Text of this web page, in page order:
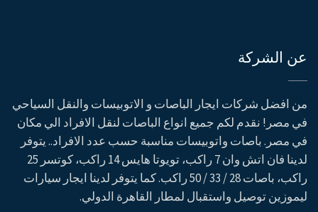
عن الشركة
من افضل شركات ايجار الباصات و الاتوبيسات والنقل السياحي
في مصر! نقدم لكم جميع انواع الباصات لنقل الافراد الي مكان
في مصر. باصات واتوبيسات مناسبة حسب عدد الافراد.. يتوفر
لدينا فان اتش وان 7 راكب، تويوتا هايس 14 راكب، كوتسر 25
راكب، باصات 28 / 33 / 50 راكب. كما يتوفر لدينا ايجار سيارات
ليموزين توصيل واستقبال لمطار القاهرة الدولي.